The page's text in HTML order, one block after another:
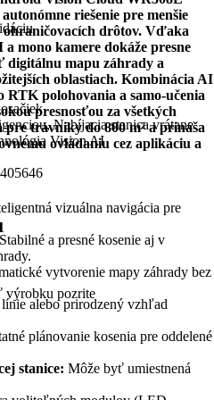
Nabíjacia stanica vrátane
Vision AI
riešenie pre menšie
ohraničovacích drôtov. Vďaka
mono kamere dokáže presne
mapu záhrady a
oblastiach. Kombinácia AI
RTK polohovania a samo-učenia
presnosťou za všetkých
trávniky do 800 m² a prináša
ovládaniu cez aplikáciu a
vizuálna navigácia pre
Stabilné a presné kosenie aj v
vytvorenie mapy záhrady bez
alebo prirodzený vzhľad
plánovanie kosenia pre oddelené
stanice: Môže byť umiestnená
výrobku pozrite